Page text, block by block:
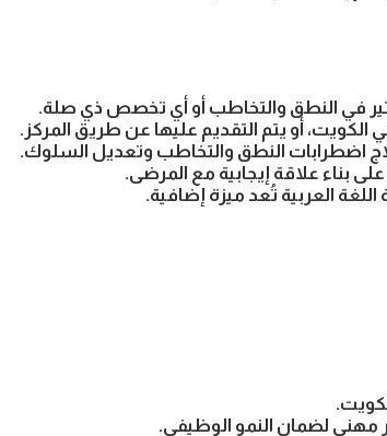
في النطق والتخاطب أو أي تخصص ذي صلة.
الكويت، أو يتم التقديم عليها عن طريق المركز.
اضطرابات النطق والتخاطب وتعديل السلوك.
بناء علاقة إيجابية مع المرضى.
اللغة العربية تُعد ميزة إضافية.
لضمان النمو الوظيفي.